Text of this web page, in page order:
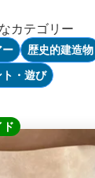
カテゴリー
歴史的建造物
・遊び
ド